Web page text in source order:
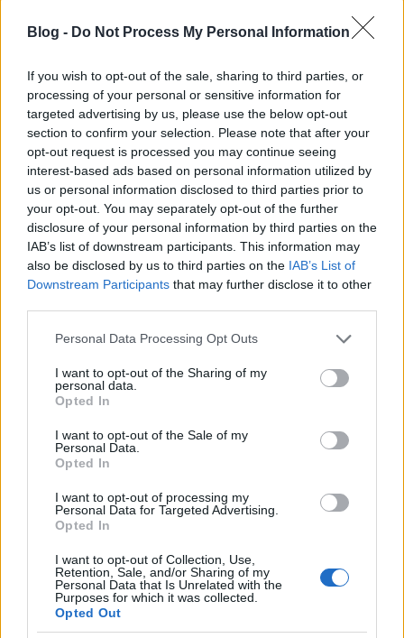
Blog - Do Not Process My Personal Information
If you wish to opt-out of the sale, sharing to third parties, or
processing of your personal or sensitive information for
targeted advertising by us, please use the below opt-out
section to confirm your selection. Please note that after your
opt-out request is processed you may continue seeing
interest-based ads based on personal information utilized by
us or personal information disclosed to third parties prior to
your opt-out. You may separately opt-out of the further
disclosure of your personal information by third parties on the
IAB’s list of downstream participants. This information may
also be disclosed by us to third parties on the IAB’s List of
Downstream Participants that may further disclose it to other
Please note that this website/app uses one or more Google
not limited to your visit or usage behaviour. You may click to
grant or deny consent to Google and its third-party tags to
use your data for below specified purposes in below Google
consent section.
Personal Data Processing Opt Outs
I want to opt-out of the Sharing of my
personal data.
Opted In
I want to opt-out of the Sale of my
Personal Data.
Opted In
I want to opt-out of processing my
Personal Data for Targeted Advertising.
Opted In
I want to opt-out of Collection, Use,
Retention, Sale, and/or Sharing of my
Personal Data that Is Unrelated with the
Purposes for which it was collected.
Opted Out
Azt beszélik, hogy a szerbek át akarnak kelni a
Drinán. Az újságok nem írnak erről.
18.Az újságok most egyszerre azt hozzák, hogy az
oroszok nagy offenzívát kezdtek Csernovitz ellen. De
hogy mi van Galíciában, valamint fent Mittaunál,
arról egy szóval sem emlékeznek meg. Azt írják, hogy
már csak napok kérdése, hogy mikor avatkozik be
Olaszország a világháborúba.
(Kaptam anyámtól 2, Annitól 1 lapot.)
19.A Vöröskereszt révén 64 K[oroná]-t kaptam a mi
pénzünkben kifizetve.
20.A szerb minisztérium elrendelte, hogy
csoportonként kirándulásokat fogunk csinálni.
n körülbelül 12 k[ilométer]-re, a
i vasút
mentén. Ez egy kis fürdő, tele van rokkantakkal.
Néhány internált család is lakik ott. Ezek juttattak
hozzánk néhány újságot, melyek szerint verjük az
oroszt, és már Przemyślt bombázzák a mieink.
Ugyancsak a németek Varsónál óriási erővel
támadnak és már előrehaladtak. Egy román újság
szerint aSanon is óriási harcok vannak, szóval ez azt
mutatja, hogy az oroszok már a Kárpátok
legészakibb lejtőjét is elhagyták.
(Írtam anyámnak és Matild néninek.)
A „Glacnik” című újság azt írta, hogy Olaszország